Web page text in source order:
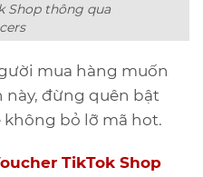
Shop thông qua
mua hàng muốn
này, đừng quên bật
bỏ lỡ mã hot.
TikTok Shop